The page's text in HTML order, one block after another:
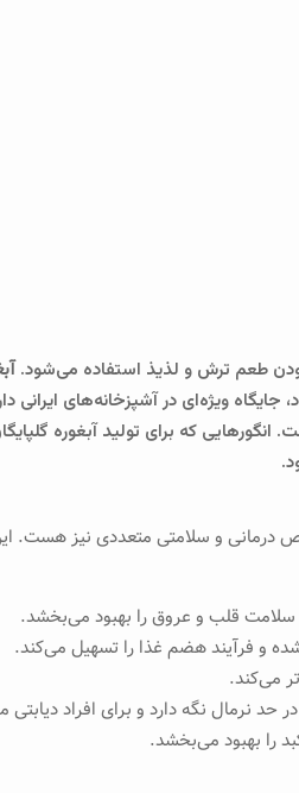
طعم ترش و لذیذ استفاده می‌شود.
ویژه‌ای در آشپزخانه‌های ایرانی
که برای تولید آبغوره
و سلامتی متعددی نیز هست.
قلب و عروق را بهبود می‌بخشد.
و فرآیند هضم غذا را تسهیل می‌کند.
نرمال نگه دارد و برای افراد دیابتی
را بهبود می‌بخشد.